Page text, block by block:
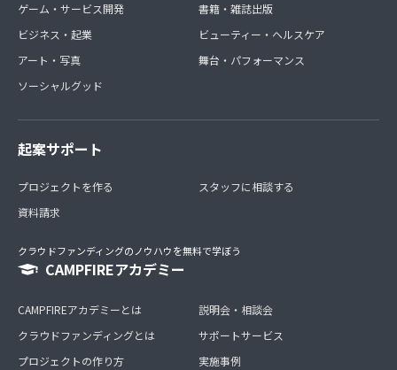
ゲーム・サービス開発
ビジネス・起業
アート・写真
ソーシャルグッド
書籍・雑誌出版
ビューティー・ヘルスケア
舞台・パフォーマンス
起案サポート
プロジェクトを作る
資料請求
スタッフに相談する
クラウドファンディングのノウハウを無料で学ぼう
CAMPFIREアカデミー
CAMPFIREアカデミーとは
クラウドファンディングとは
プロジェクトの作り方
説明会・相談会
サポートサービス
実施事例